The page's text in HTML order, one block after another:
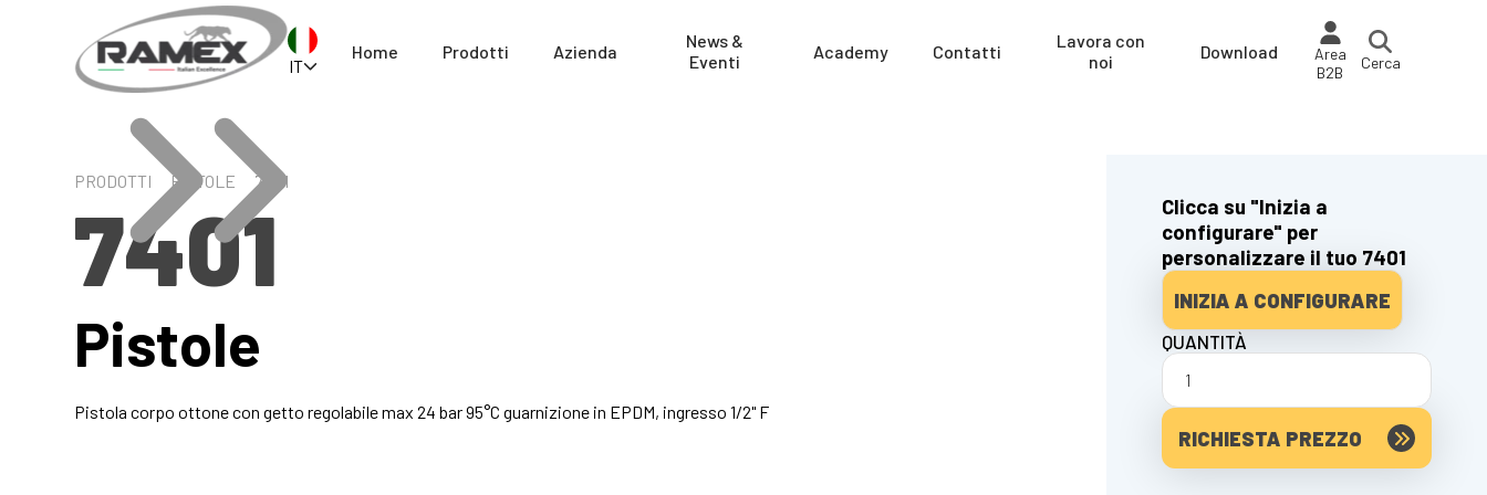
IT
Home Prodotti Azienda
News &
Eventi
Academy Contatti
Lavora con
noi
Download
Area
B2B
Cerca
PRODOTTI PISTOLE 7401
7401
Pistole
Pistola corpo ottone con getto regolabile max 24 bar 95°C guarnizione in EPDM, ingresso 1/2" F
Clicca su "Inizia a
configurare" per
personalizzare il tuo 7401
INIZIA A CONFIGURARE
QUANTITÀ
RICHIESTA PREZZO